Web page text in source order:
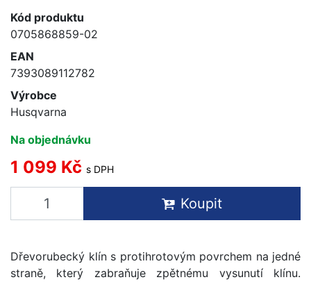
Kód produktu
0705868859-02
EAN
7393089112782
Výrobce
Husqvarna
Na objednávku
1 099 Kč s DPH
Koupit
Dřevorubecký klín s protihrotovým povrchem na jedné
straně, který zabraňuje zpětnému vysunutí klínu.